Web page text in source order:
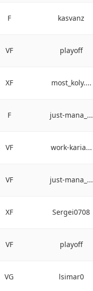
F kasvanz
VF playoff
XF most_koly....
F just-mana_...
VF work-karia...
VF just-mana_...
XF Sergei0708
VF playoff
VG lsimar0